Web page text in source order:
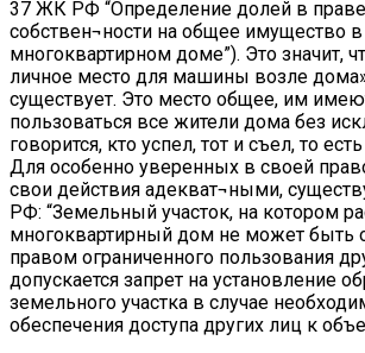
37 ЖК РФ “Определение долей в
собствен¬ности на общее имущество в
многоквартирном доме”). Это значит,
личное место для машины возле
существует. Это место общее, им
пользоваться все жители дома без
говорится, кто успел, тот и съел, то
Для особенно уверенных в своей
свои действия адекват¬ными,
РФ: “Земельный участок, на котором
многоквартирный дом не может быть
правом ограниченного пользования
допускается запрет на установление
земельного участка в случае
обеспечения доступа других лиц к